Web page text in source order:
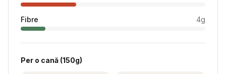
Fibre 4g
Per o cană (150g)